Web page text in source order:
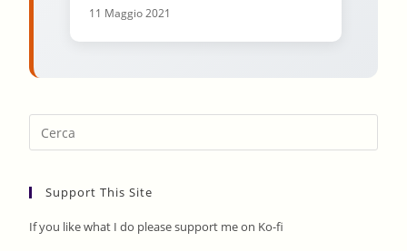
11 Maggio 2021
Support This Site
If you like what I do please support me on Ko-fi